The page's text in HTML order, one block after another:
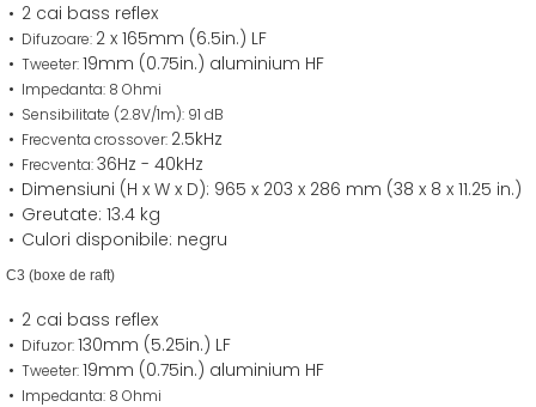
2 cai bass reflex
Difuzoare: 2 x 165mm (6.5in.) LF
Tweeter:19mm (0.75in.) aluminium HF
Impedanta: 8 Ohmi
Sensibilitate (2.8V/1m): 91 dB
Frecventa crossover: 2.5kHz
Frecventa:36Hz - 40kHz
Dimensiuni (H x W x D): 965 x 203 x 286 mm (38 x 8 x 11.25 in.)
Greutate: 13.4 kg
Culori disponibile: negru
C3 (boxe de raft)
2 cai bass reflex
Difuzor:130mm (5.25in.) LF
Tweeter:19mm (0.75in.) aluminium HF
Impedanta: 8 Ohmi